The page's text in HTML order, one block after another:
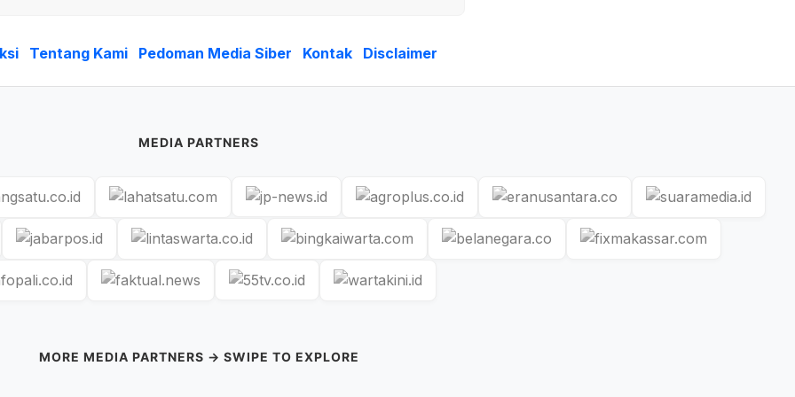
Tentang Kami Pedoman Media Siber Kontak Disclaimer
MEDIA PARTNERS
MORE MEDIA PARTNERS → SWIPE TO EXPLORE